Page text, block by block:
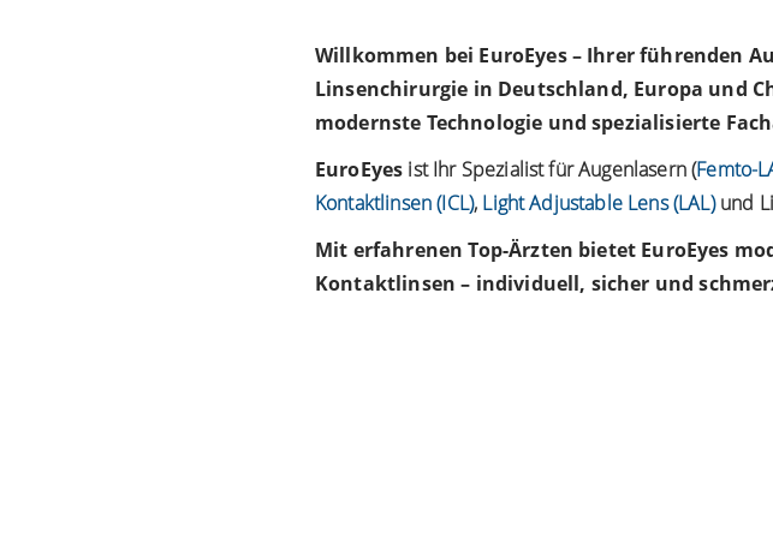
Willkommen bei EuroEyes – Ihrer führenden
Linsenchirurgie in Deutschland, Europa und
modernste Technologie und spezialisierte
EuroEyes ist Ihr Spezialist für Augenlasern (Femto-
Kontaktlinsen (ICL), Light Adjustable Lens (LAL)und
Mit erfahrenen Top-Ärzten bietet EuroEyes
Kontaktlinsen – individuell, sicher und